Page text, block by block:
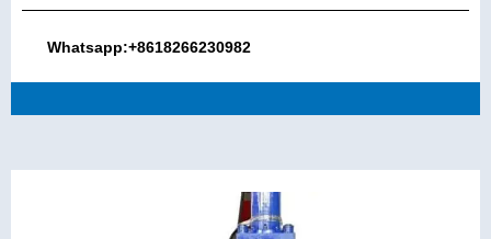
Whatsapp:+8618266230982